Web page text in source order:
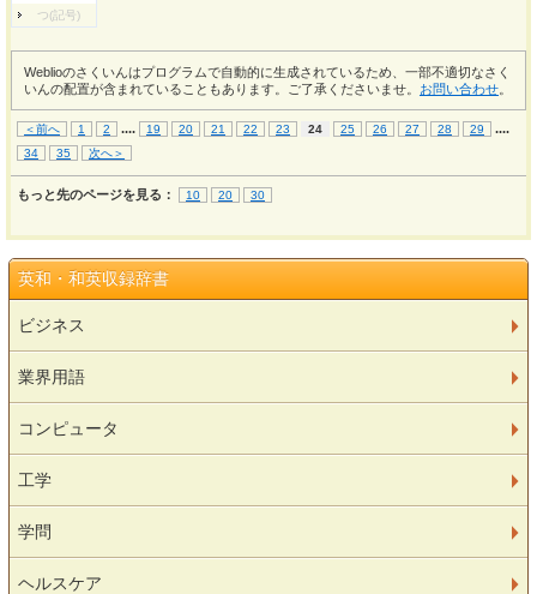
つ(記号)
Weblioのさくいんはプログラムで自動的に生成されているため、一部不適切なさく
いんの配置が含まれていることもあります。ご了承くださいませ。 お問い合わせ
＜前へ 1 2 .... 19 20 21 22 23 24 25 26 27 28 29 ....
34 35 次へ＞
もっと先のページを見る： 10 20 30
英和・和英収録辞書
ビジネス
業界用語
コンピュータ
工学
学問
ヘルスケア